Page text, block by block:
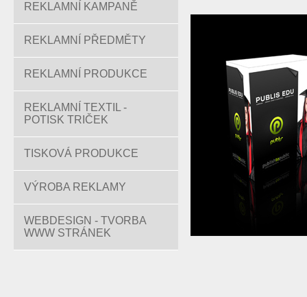
REKLAMNÍ KAMPANĚ
REKLAMNÍ PŘEDMĚTY
REKLAMNÍ PRODUKCE
REKLAMNÍ TEXTIL -
POTISK TRIČEK
TISKOVÁ PRODUKCE
VÝROBA REKLAMY
WEBDESIGN - TVORBA
WWW STRÁNEK